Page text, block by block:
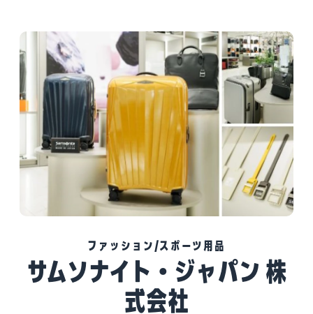
ファッション/スポーツ用品
サムソナイト・ジャパン 株
式会社